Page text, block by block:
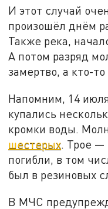
И этот случай
произошёл днём
Также река,
А потом разряд
замертво, а кто-
Напомним, 14
купались
кромки воды.
шестерых. Трое —
погибли, в том
был в резиновых
В МЧС